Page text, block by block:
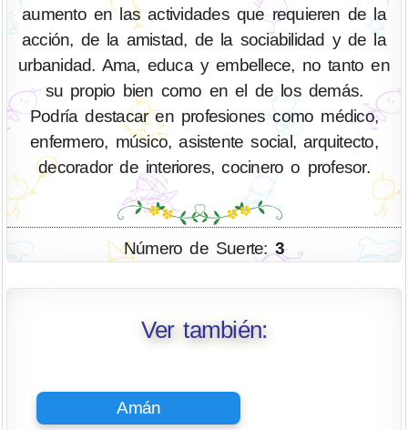
aumento en las actividades que requieren de la
acción, de la amistad, de la sociabilidad y de la
urbanidad. Ama, educa y embellece, no tanto en
su propio bien como en el de los demás.
Podría destacar en profesiones como médico,
enfermero, músico, asistente social, arquitecto,
decorador de interiores, cocinero o profesor.
Número de Suerte:3
Ver también:
Amán